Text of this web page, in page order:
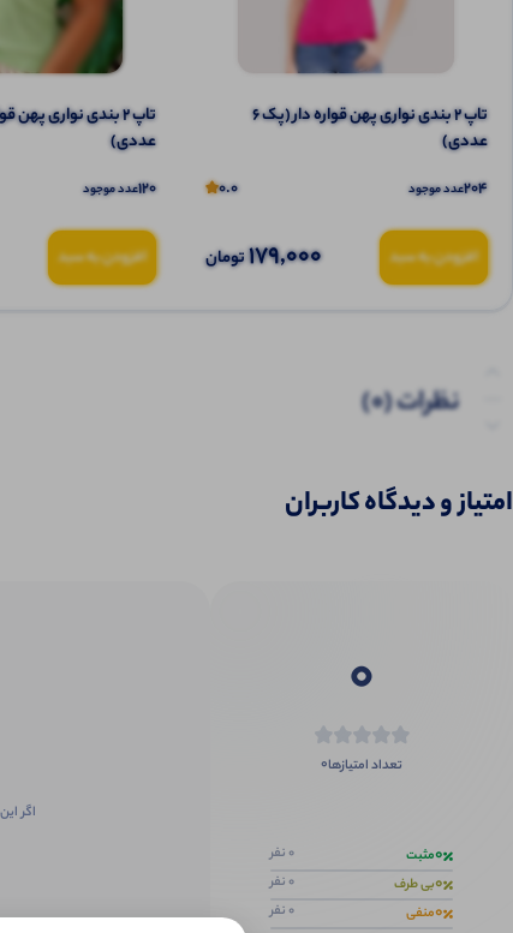
تاپ ۲ بندی نواری پهن قواره دار (پک 6
عددی)
204عدد موجود 0.0
افزودن به سبد 179,000تومان
عددی)
120عدد موجود
افزودن به سبد
نظرات (0)
امتیاز و دیدگاه کاربران
0
تعداد امتیازها0
0مثبت 0 نفر
0بی طرف 0 نفر
0منفی 0 نفر
اگر